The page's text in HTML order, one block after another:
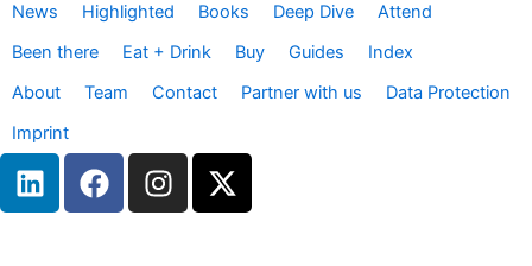
News
Highlighted Books Deep Dive
Attend
Been there
Eat + Drink Buy Guides
Index
About
Team Contact Partner with us
Data Protection
Imprint
L
i
F
a
I
n
X
-